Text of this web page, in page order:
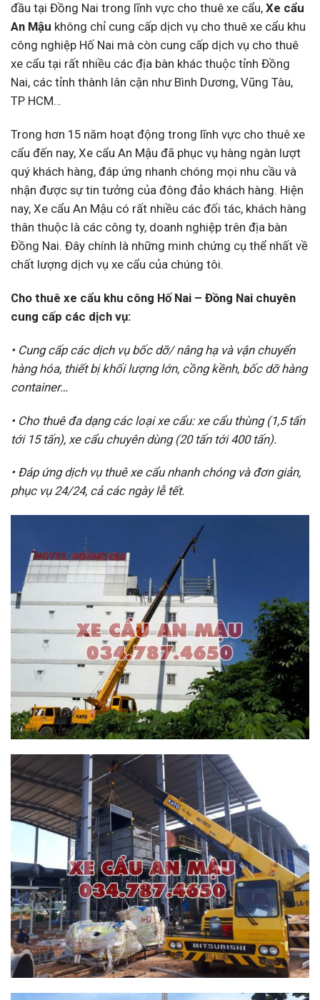
đầu tại Đồng Nai trong lĩnh vực cho thuê xe cẩu, Xe cẩu
An Mậu không chỉ cung cấp dịch vụ cho thuê xe cẩu khu
công nghiệp Hố Nai mà còn cung cấp dịch vụ cho thuê
xe cẩu tại rất nhiều các địa bàn khác thuộc tỉnh Đồng
Nai, các tỉnh thành lân cận như Bình Dương, Vũng Tàu,
TP HCM…
Trong hơn 15 năm hoạt động trong lĩnh vực cho thuê xe
cẩu đến nay, Xe cẩu An Mậu đã phục vụ hàng ngàn lượt
quý khách hàng, đáp ứng nhanh chóng mọi nhu cầu và
nhận được sự tin tưởng của đông đảo khách hàng. Hiện
nay, Xe cẩu An Mậu có rất nhiều các đối tác, khách hàng
thân thuộc là các công ty, doanh nghiệp trên địa bàn
Đồng Nai. Đây chính là những minh chứng cụ thể nhất về
chất lượng dịch vụ xe cẩu của chúng tôi.
Cho thuê xe cẩu khu công Hố Nai – Đồng Nai chuyên
cung cấp các dịch vụ:
• Cung cấp các dịch vụ bốc dỡ/ nâng hạ và vận chuyển
hàng hóa, thiết bị khối lượng lớn, cồng kềnh, bốc dỡ hàng
container…
• Cho thuê đa dạng các loại xe cẩu: xe cẩu thùng (1,5 tấn
tới 15 tấn), xe cẩu chuyên dùng (20 tấn tới 400 tấn).
• Đáp ứng dịch vụ thuê xe cẩu nhanh chóng và đơn giản,
phục vụ 24/24, cả các ngày lễ tết.